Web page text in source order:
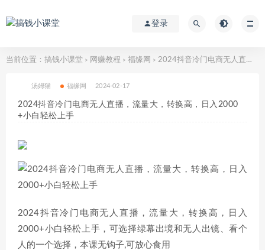
登录
当前位置： 搞钱小课堂 > 网赚教程 > 福缘网 > 2024抖音冷门电商无人直播，流量大，转换高，日入2000+小白轻松上手
汤姆猫 福缘网 2024-02-17
2024抖音冷门电商无人直播，流量大，转换高，日入2000
+小白轻松上手
2024抖音冷门电商无人直播，流量大，转换高，日入
2000+小白轻松上手，可选择绿幕出境和无人出镜、看个
人的一个选择，本课无钩子,可放心食用